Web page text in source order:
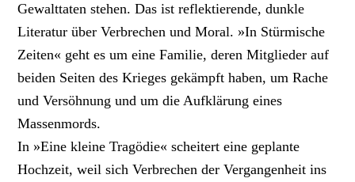
Gewalttaten stehen. Das ist reflektierende, dunkle
Literatur über Verbrechen und Moral. »In Stürmische
Zeiten« geht es um eine Familie, deren Mitglieder auf
beiden Seiten des Krieges gekämpft haben, um Rache
und Versöhnung und um die Aufklärung eines
Massenmords.
In »Eine kleine Tragödie« scheitert eine geplante
Hochzeit, weil sich Verbrechen der Vergangenheit ins